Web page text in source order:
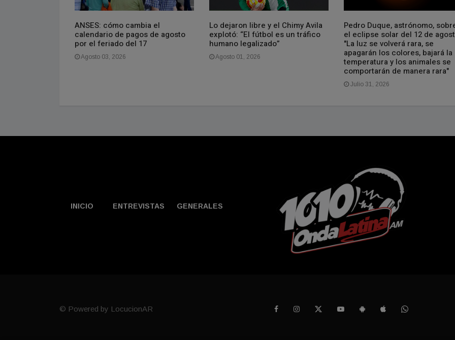
ANSES: cómo cambia el
calendario de pagos de agosto
por el feriado del 17
Agosto 03, 2026
Lo dejaron libre y el Chimy Avila
explotó: “El fútbol es un tráfico
humano legalizado”
Agosto 01, 2026
Pedro Duque, astrónomo,
el eclipse solar del 12 de
"La luz se volverá rara, se
apagarán los colores, bajará la
temperatura y los animales se
comportarán de manera rara"
Julio 31, 2026
INICIO ENTREVISTAS GENERALES
© Powered by LocucionAR